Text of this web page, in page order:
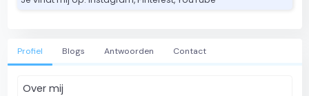
Profiel Blogs Antwoorden Contact
Over mij